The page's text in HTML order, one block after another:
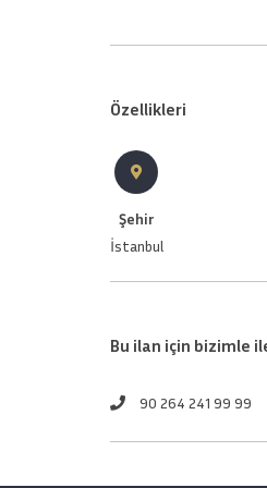
Özellikleri
Şehir
İstanbul
Bu ilan için bizimle
90 264 241 99 99